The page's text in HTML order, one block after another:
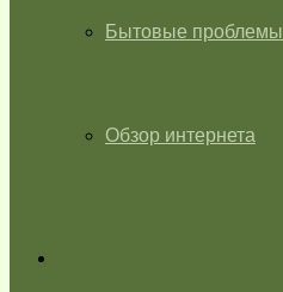
Бытовые проблемы
Обзор интернета